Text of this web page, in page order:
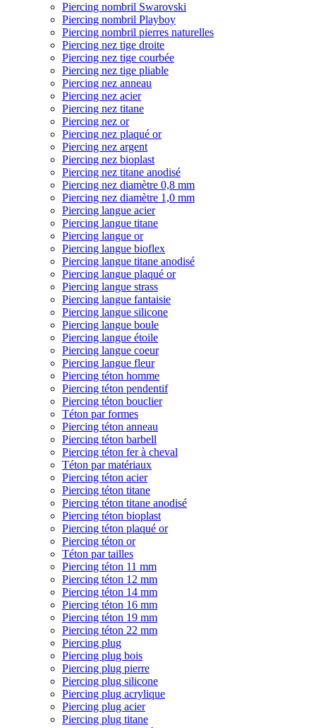
Piercing nombril Swarovski
Piercing nombril Playboy
Piercing nombril pierres naturelles
Piercing nez tige droite
Piercing nez tige courbée
Piercing nez tige pliable
Piercing nez anneau
Piercing nez acier
Piercing nez titane
Piercing nez or
Piercing nez plaqué or
Piercing nez argent
Piercing nez bioplast
Piercing nez titane anodisé
Piercing nez diamètre 0,8 mm
Piercing nez diamètre 1,0 mm
Piercing langue acier
Piercing langue titane
Piercing langue or
Piercing langue bioflex
Piercing langue titane anodisé
Piercing langue plaqué or
Piercing langue strass
Piercing langue fantaisie
Piercing langue silicone
Piercing langue boule
Piercing langue étoile
Piercing langue coeur
Piercing langue fleur
Piercing téton homme
Piercing téton pendentif
Piercing téton bouclier
Téton par formes
Piercing téton anneau
Piercing téton barbell
Piercing téton fer à cheval
Téton par matériaux
Piercing téton acier
Piercing téton titane
Piercing téton titane anodisé
Piercing téton bioplast
Piercing téton plaqué or
Piercing téton or
Téton par tailles
Piercing téton 11 mm
Piercing téton 12 mm
Piercing téton 14 mm
Piercing téton 16 mm
Piercing téton 19 mm
Piercing téton 22 mm
Piercing plug
Piercing plug bois
Piercing plug pierre
Piercing plug silicone
Piercing plug acrylique
Piercing plug acier
Piercing plug titane